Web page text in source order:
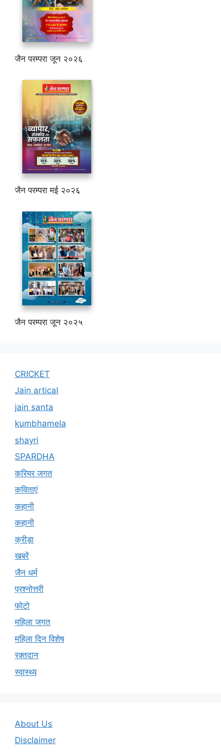
जैन परम्परा जून २०२६
जैन परम्परा मई २०२६
जैन परम्परा जून २०२५
CRICKET
Jain artical
jain santa
kumbhamela
shayri
SPARDHA
करियर जगत
कविताएं
कहानी
कहानी
क्रीड़ा
खबरें
जैन धर्म
प्रश्नोत्तरी
फोटो
महिला जगत
महिला दिन विशेष
रक्तदान
स्वास्थ्य
About Us
Disclaimer